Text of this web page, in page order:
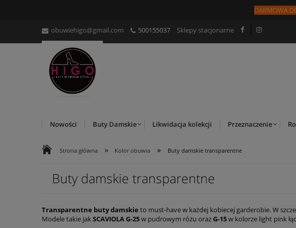
DARMOWA
obuwiehigo@gmail.com 500155037 Sklepy stacjonarne
Nowości Buty Damskie Likwidacja kolekcji Przeznaczenie
Strona główna » Kolor obuwia » Buty damskie transparentne
Buty damskie transparentne
Transparentne buty damskie to must-have w każdej kobiecej garderobie. W
Modele takie jakSCAVIOLA G-25w pudrowym różu orazG-15w kolorze light pink